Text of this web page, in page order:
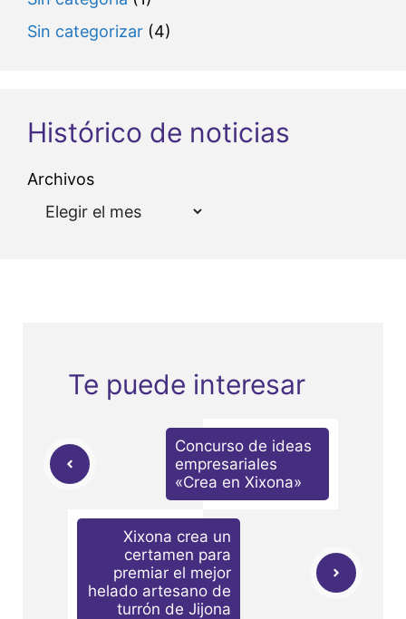
Sin categorizar (4)
Histórico de noticias
Archivos
Te puede interesar
Concurso de ideas
empresariales
«Crea en Xixona»
Xixona crea un
certamen para
premiar el mejor
helado artesano de
turrón de Jijona